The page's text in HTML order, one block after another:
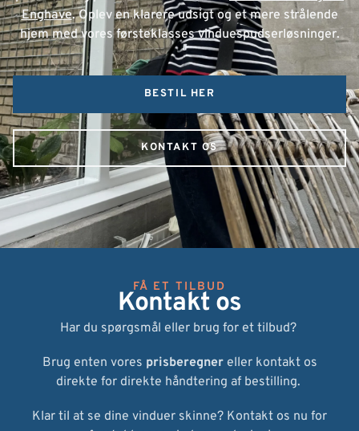
Enghave. Oplev en klarere udsigt og et mere strålende
hjem med vores førsteklasses vinduespudserløsninger.
BESTIL HER
KONTAKT OS
FÅ ET TILBUD
Kontakt os
Har du spørgsmål eller brug for et tilbud?
Brug enten vores prisberegner eller kontakt os
direkte for direkte håndtering af bestilling.
Klar til at se dine vinduer skinne? Kontakt os nu for